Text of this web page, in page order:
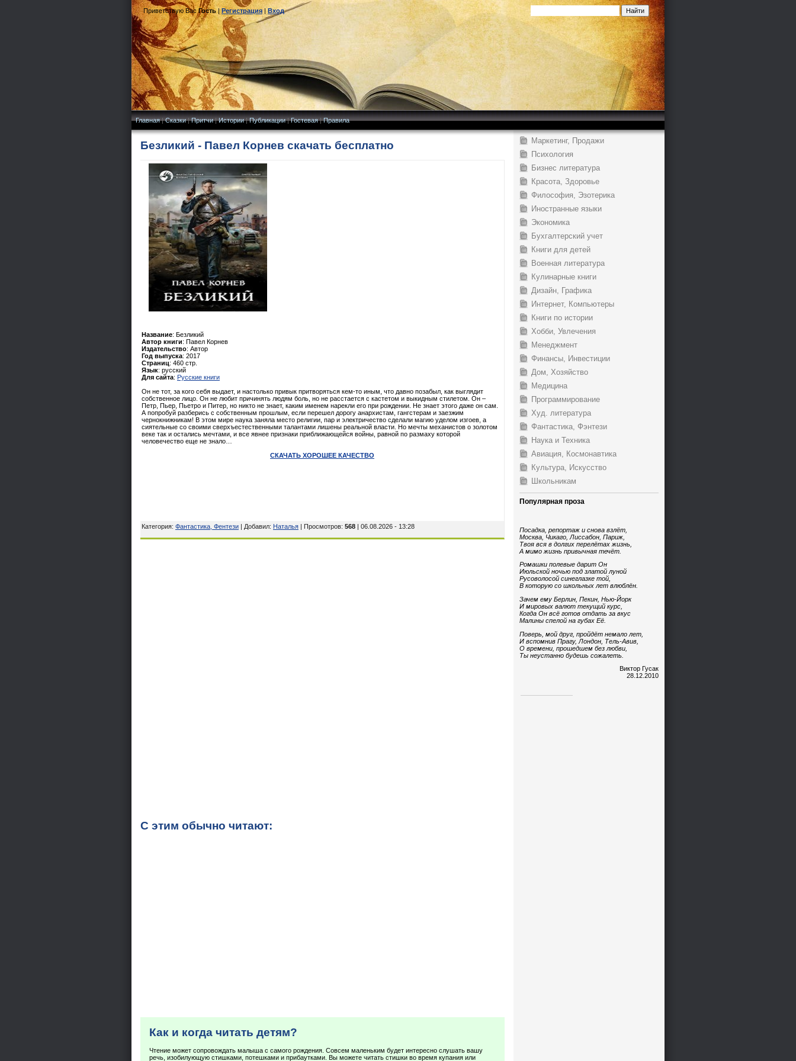
Приветствую Вас Гость|Регистрация|Вход
Главная|Сказки|Притчи|Истории|Публикации|Гостевая|Правила
Безликий - Павел Корнев скачать бесплатно
Название: Безликий
Автор книги: Павел Корнев
Издательство: Автор
Год выпуска: 2017
Страниц: 460 стр.
Язык: русский
Для сайта: Русские книги
Он не тот, за кого себя выдает, и настолько привык притворяться кем-то иным, что давно позабыл, как выглядит
собственное лицо. Он не любит причинять людям боль, но не расстается с кастетом и выкидным стилетом. Он –
Петр, Пьер, Пьетро и Питер, но никто не знает, каким именем нарекли его при рождении. Не знает этого даже он сам.
А попробуй разберись с собственным прошлым, если перешел дорогу анархистам, гангстерам и заезжим
чернокнижникам! В этом мире наука заняла место религии, пар и электричество сделали магию уделом изгоев, а
сиятельные со своими сверхъестественными талантами лишены реальной власти. Но мечты механистов о золотом
веке так и остались мечтами, и все явнее признаки приближающейся войны, равной по размаху которой
человечество еще не знало…
СКАЧАТЬ ХОРОШЕЕ КАЧЕСТВО
Категория: Фантастика, Фентези | Добавил: Наталья | Просмотров: 568 | 06.08.2026 - 13:28
С этим обычно читают:
Как и когда читать детям?
Чтение может сопровождать малыша с самого рождения. Совсем маленьким будет интересно слушать вашу
речь, изобилующую стишками, потешками и прибаутками. Вы можете читать стишки во время купания или
Маркетинг, Продажи
Психология
Бизнес литература
Красота, Здоровье
Философия, Эзотерика
Иностранные языки
Экономика
Бухгалтерский учет
Книги для детей
Военная литература
Кулинарные книги
Дизайн, Графика
Интернет, Компьютеры
Книги по истории
Хобби, Увлечения
Менеджмент
Финансы, Инвестиции
Дом, Хозяйство
Медицина
Программирование
Худ. литература
Фантастика, Фэнтези
Наука и Техника
Авиация, Космонавтика
Культура, Искусство
Школьникам
Популярная проза
Посадка, репортаж и снова взлёт,
Москва, Чикаго, Лиссабон, Париж,
Твоя вся в долгих перелётах жизнь,
А мимо жизнь привычная течёт.
Ромашки полевые дарит Он
Июльской ночью под златой луной
Русоволосой синеглазке той,
В которую со школьных лет влюблён.
Зачем ему Берлин, Пекин, Нью-Йорк
И мировых валют текущий курс,
Когда Он всё готов отдать за вкус
Малины спелой на губах Её.
Поверь, мой друг, пройдёт немало лет,
И вспомнив Прагу, Лондон, Тель-Авив,
О времени, прошедшем без любви,
Ты неустанно будешь сожалеть.
Виктор Гусак
28.12.2010